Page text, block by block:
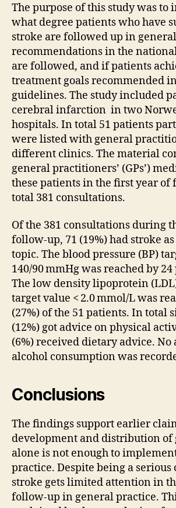
The purpose of this study was to
what degree patients who have
stroke are followed up in
recommendations in the
are followed, and if patients
treatment goals recommended
guidelines. The study included
cerebral infarction in two
hospitals. In total 51 patients
were listed with general
different clinics. The material
general practitioners’ (GPs’)
these patients in the first year
total 381 consultations.
Of the 381 consultations during
follow-up, 71 (19%) had stroke
topic. The blood pressure (BP)
140/90 mmHg was reached by
The low density lipoprotein
target value < 2.0 mmol/L was
(27%) of the 51 patients. In total
(12%) got advice on physical
(6%) received dietary advice. No
alcohol consumption was
Conclusions
The findings support earlier
development and distribution of
alone is not enough to
practice. Despite being a
stroke gets limited attention in
follow-up in general practice.